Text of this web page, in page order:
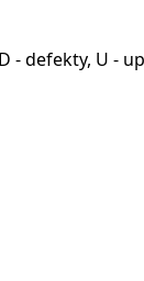
- defekty, U